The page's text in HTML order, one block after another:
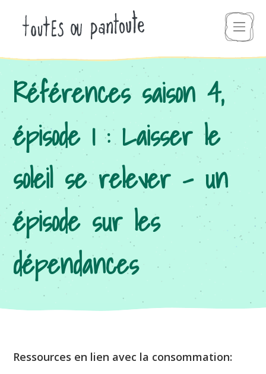
Références saison 4,
épisode 1 : Laisser le
soleil se relever – un
épisode sur les
dépendances
Ressources en lien avec la consommation: